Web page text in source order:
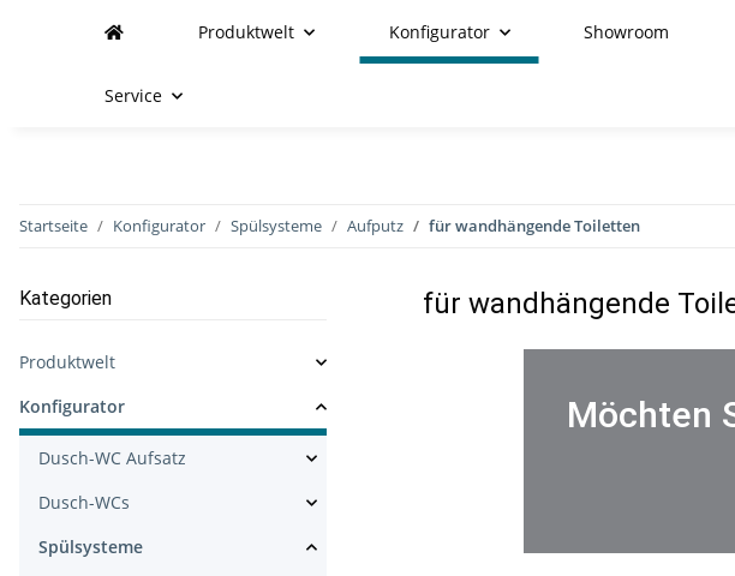
Produktwelt Konfigurator Showroom
Service
Startseite Konfigurator Spülsysteme Aufputz für wandhängende Toiletten
für wandhängende
Möchten
Kategorien
Produktwelt
Konfigurator
Dusch-WC Aufsatz
Dusch-WCs
Spülsysteme